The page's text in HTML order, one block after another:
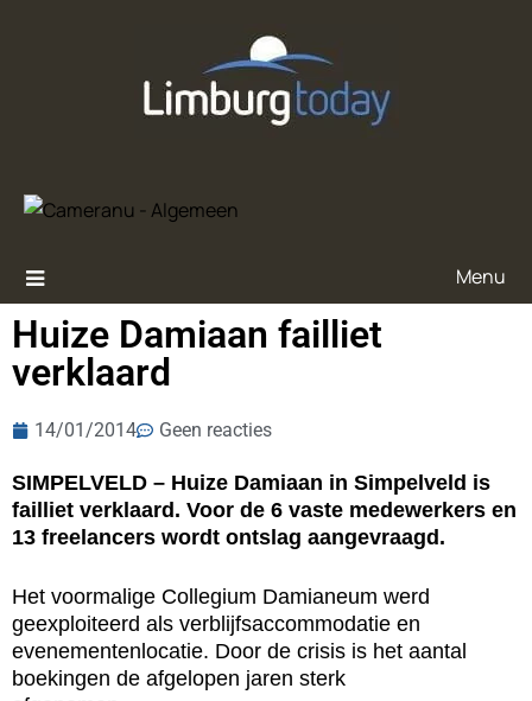
Menu
Huize Damiaan failliet
verklaard
14/01/2014 Geen reacties
SIMPELVELD – Huize Damiaan in Simpelveld is
failliet verklaard. Voor de 6 vaste medewerkers en
13 freelancers wordt ontslag aangevraagd.
Het voormalige Collegium Damianeum werd
geexploiteerd als verblijfsaccommodatie en
evenementenlocatie. Door de crisis is het aantal
boekingen de afgelopen jaren sterk